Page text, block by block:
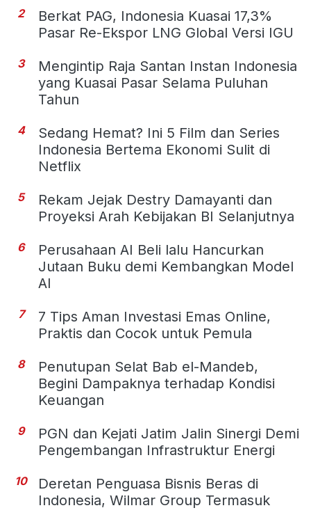
2
Berkat PAG, Indonesia Kuasai 17,3%
Pasar Re-Ekspor LNG Global Versi IGU
3
Mengintip Raja Santan Instan Indonesia
yang Kuasai Pasar Selama Puluhan
Tahun
4
Sedang Hemat? Ini 5 Film dan Series
Indonesia Bertema Ekonomi Sulit di
Netflix
5
Rekam Jejak Destry Damayanti dan
Proyeksi Arah Kebijakan BI Selanjutnya
6
Perusahaan AI Beli lalu Hancurkan
Jutaan Buku demi Kembangkan Model
AI
7
7 Tips Aman Investasi Emas Online,
Praktis dan Cocok untuk Pemula
8
Penutupan Selat Bab el-Mandeb,
Begini Dampaknya terhadap Kondisi
Keuangan
9
PGN dan Kejati Jatim Jalin Sinergi Demi
Pengembangan Infrastruktur Energi
10
Deretan Penguasa Bisnis Beras di
Indonesia, Wilmar Group Termasuk